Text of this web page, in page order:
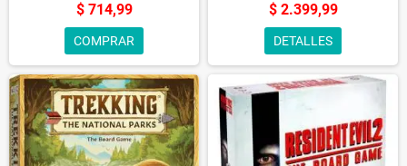
$ 714,99
COMPRAR
$ 2.399,99
DETALLES